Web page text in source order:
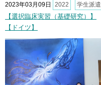
2023年03月09日 2022 学生派遣
【選択臨床実習（基礎研究）】
【ドイツ】